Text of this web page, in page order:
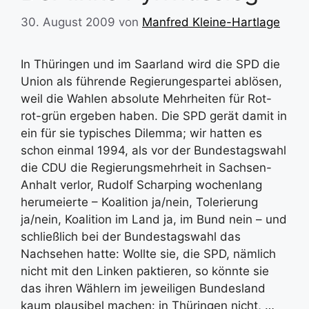
30. August 2009 von Manfred Kleine-Hartlage
In Thüringen und im Saarland wird die SPD die
Union als führende Regierungespartei ablösen,
weil die Wahlen absolute Mehrheiten für Rot-
rot-grün ergeben haben. Die SPD gerät damit in
ein für sie typisches Dilemma; wir hatten es
schon einmal 1994, als vor der Bundestagswahl
die CDU die Regierungsmehrheit in Sachsen-
Anhalt verlor, Rudolf Scharping wochenlang
herumeierte – Koalition ja/nein, Tolerierung
ja/nein, Koalition im Land ja, im Bund nein – und
schließlich bei der Bundestagswahl das
Nachsehen hatte: Wollte sie, die SPD, nämlich
nicht mit den Linken paktieren, so könnte sie
das ihren Wählern im jeweiligen Bundesland
kaum plausibel machen: in Thüringen nicht, …